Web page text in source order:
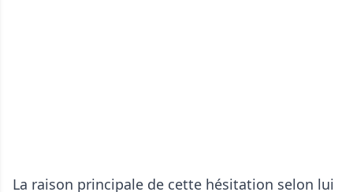
La raison principale de cette hésitation selon lui